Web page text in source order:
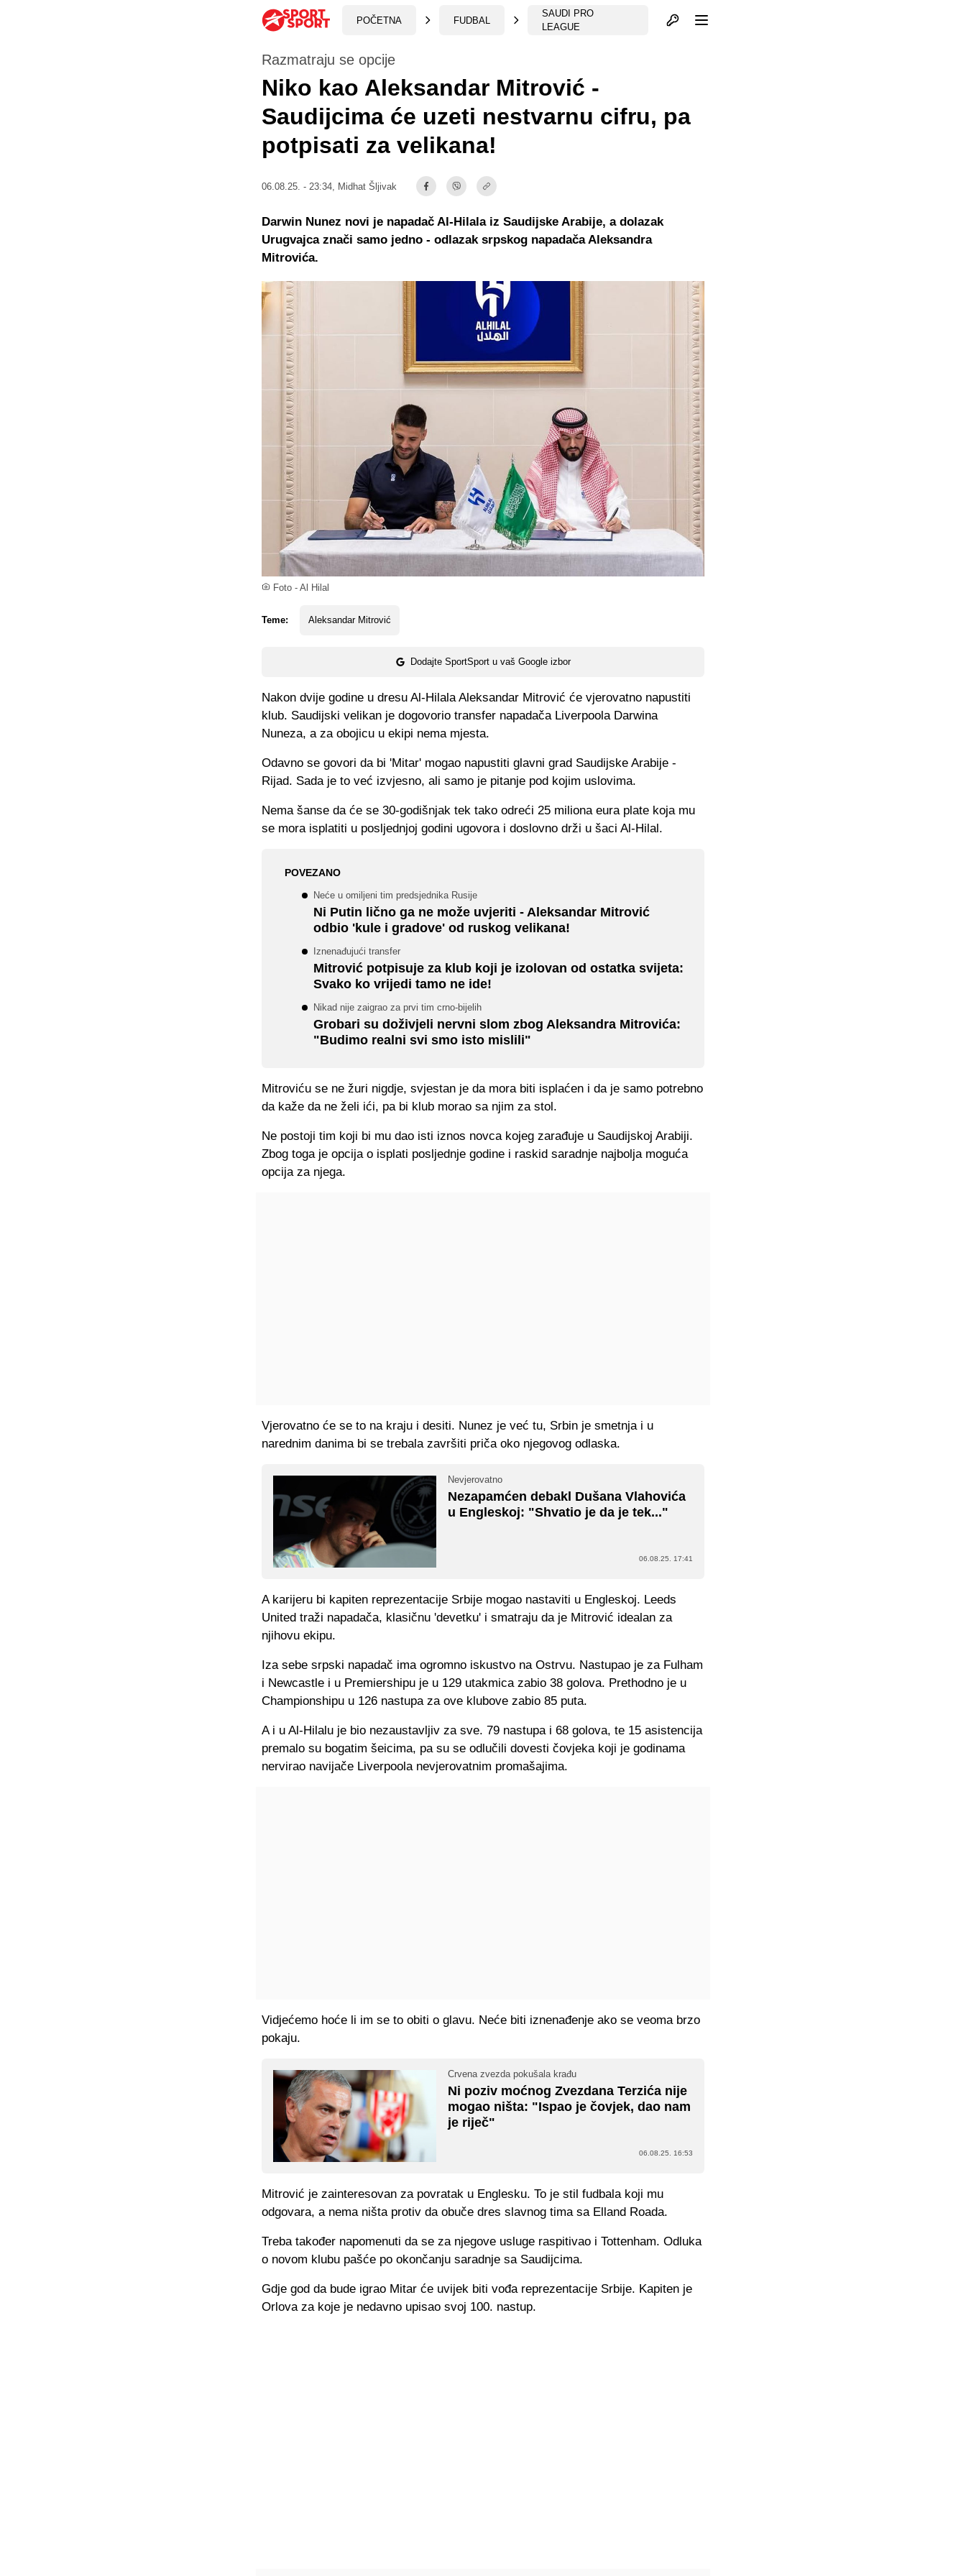
POČETNA FUDBAL
SAUDI PRO
LEAGUE
Otvori profil
Foto - Al Hilal
Razmatraju se opcije
Niko kao Aleksandar Mitrović -
Saudijcima će uzeti nestvarnu cifru, pa
potpisati za velikana!
06.08.25. - 23:34, Midhat Šljivak
Teme: Aleksandar Mitrović
Dodajte SportSport u vaš Google izbor
Darwin Nunez novi je napadač Al-Hilala iz Saudijske Arabije, a dolazak
Urugvajca znači samo jedno - odlazak srpskog napadača Aleksandra
Mitrovića.
Nakon dvije godine u dresu Al-Hilala Aleksandar Mitrović će vjerovatno napustiti
klub. Saudijski velikan je dogovorio transfer napadača Liverpoola Darwina
Nuneza, a za obojicu u ekipi nema mjesta.
Odavno se govori da bi 'Mitar' mogao napustiti glavni grad Saudijske Arabije -
Rijad. Sada je to već izvjesno, ali samo je pitanje pod kojim uslovima.
Nema šanse da će se 30-godišnjak tek tako odreći 25 miliona eura plate koja mu
se mora isplatiti u posljednjoj godini ugovora i doslovno drži u šaci Al-Hilal.
POVEZANO
Neće u omiljeni tim predsjednika Rusije
Ni Putin lično ga ne može uvjeriti - Aleksandar Mitrović
odbio 'kule i gradove' od ruskog velikana!
Iznenađujući transfer
Mitrović potpisuje za klub koji je izolovan od ostatka svijeta:
Svako ko vrijedi tamo ne ide!
Nikad nije zaigrao za prvi tim crno-bijelih
Grobari su doživjeli nervni slom zbog Aleksandra Mitrovića:
"Budimo realni svi smo isto mislili"
Mitroviću se ne žuri nigdje, svjestan je da mora biti isplaćen i da je samo potrebno
da kaže da ne želi ići, pa bi klub morao sa njim za stol.
Ne postoji tim koji bi mu dao isti iznos novca kojeg zarađuje u Saudijskoj Arabiji.
Zbog toga je opcija o isplati posljednje godine i raskid saradnje najbolja moguća
opcija za njega.
Vjerovatno će se to na kraju i desiti. Nunez je već tu, Srbin je smetnja i u
narednim danima bi se trebala završiti priča oko njegovog odlaska.
Nevjerovatno
Nezapamćen debakl Dušana Vlahovića
u Engleskoj: "Shvatio je da je tek..."
06.08.25. 17:41
A karijeru bi kapiten reprezentacije Srbije mogao nastaviti u Engleskoj. Leeds
United traži napadača, klasičnu 'devetku' i smatraju da je Mitrović idealan za
njihovu ekipu.
Iza sebe srpski napadač ima ogromno iskustvo na Ostrvu. Nastupao je za Fulham
i Newcastle i u Premiershipu je u 129 utakmica zabio 38 golova. Prethodno je u
Championshipu u 126 nastupa za ove klubove zabio 85 puta.
A i u Al-Hilalu je bio nezaustavljiv za sve. 79 nastupa i 68 golova, te 15 asistencija
premalo su bogatim šeicima, pa su se odlučili dovesti čovjeka koji je godinama
nervirao navijače Liverpoola nevjerovatnim promašajima.
Vidjećemo hoće li im se to obiti o glavu. Neće biti iznenađenje ako se veoma brzo
pokaju.
Crvena zvezda pokušala krađu
Ni poziv moćnog Zvezdana Terzića nije
mogao ništa: "Ispao je čovjek, dao nam
je riječ"
06.08.25. 16:53
Mitrović je zainteresovan za povratak u Englesku. To je stil fudbala koji mu
odgovara, a nema ništa protiv da obuče dres slavnog tima sa Elland Roada.
Treba također napomenuti da se za njegove usluge raspitivao i Tottenham. Odluka
o novom klubu pašće po okončanju saradnje sa Saudijcima.
Gdje god da bude igrao Mitar će uvijek biti vođa reprezentacije Srbije. Kapiten je
Orlova za koje je nedavno upisao svoj 100. nastup.